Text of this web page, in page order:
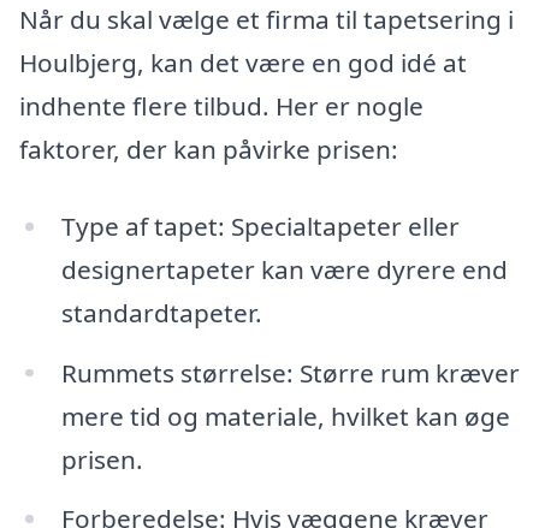
Når du skal vælge et firma til tapetsering i
Houlbjerg, kan det være en god idé at
indhente flere tilbud. Her er nogle
faktorer, der kan påvirke prisen:
Type af tapet: Specialtapeter eller
designertapeter kan være dyrere end
standardtapeter.
Rummets størrelse: Større rum kræver
mere tid og materiale, hvilket kan øge
prisen.
Forberedelse: Hvis væggene kræver